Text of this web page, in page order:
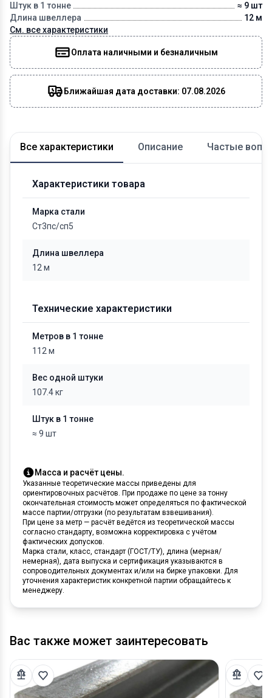
Штук в 1 тонне
≈ 9 шт
Длина швеллера
12 м
См. все характеристики
Оплата наличными и безналичным
Ближайшая дата доставки: 07.08.2026
Все характеристики Описание Частые
Характеристики товара
Марка стали
Ст3пс/сп5
Длина швеллера
12 м
Технические характеристики
Метров в 1 тонне
112 м
Вес одной штуки
107.4 кг
Штук в 1 тонне
≈ 9 шт
Масса и расчёт цены.
Указанные теоретические массы приведены для
ориентировочных расчётов. При продаже по цене за тонну
окончательная стоимость может определяться по фактической
массе партии/отгрузки (по результатам взвешивания).
При цене за метр — расчёт ведётся из теоретической массы
согласно стандарту, возможна корректировка с учётом
фактических допусков.
Марка стали, класс, стандарт (ГОСТ/ТУ), длина (мерная/
немерная), дата выпуска и сертификация указываются в
сопроводительных документах и/или на бирке упаковки. Для
уточнения характеристик конкретной партии обращайтесь к
менеджеру.
Вас также может заинтересовать